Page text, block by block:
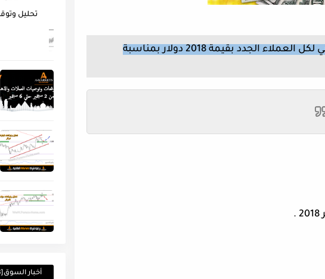
تقدم شركة freshforex عرض بونص ترحيبي لكل العملاء الجدد بقيمة 2018 دولار بمناسبة
أخبار السوق[posts3]